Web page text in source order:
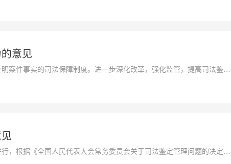
上海、浙江等地“人伤骗保”“司法鉴定黄牛”案件中暴露出的司法鉴定行
意见
件事实的司法保障制度。进一步深化改革，强化监管，提高司法鉴定
国办《关于健全统一司法鉴定管理体制的实施意见》（以下简称《实
根据《全国人民代表大会常务委员会关于司法鉴定管理问题的决定》